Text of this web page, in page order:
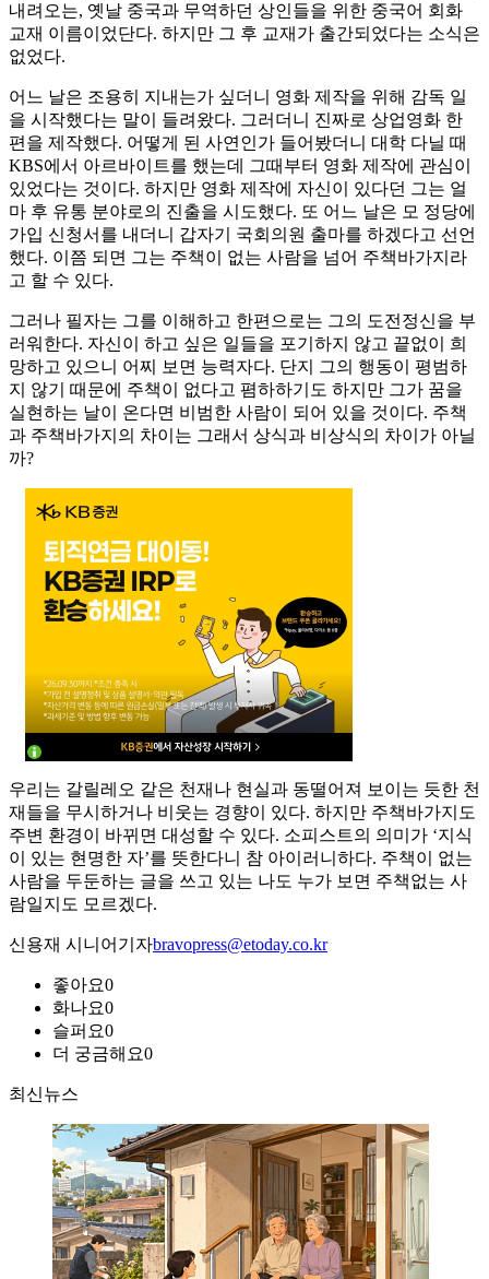
내려오는, 옛날 중국과 무역하던 상인들을 위한 중국어 회화
교재 이름이었단다. 하지만 그 후 교재가 출간되었다는 소식은
없었다.
어느 날은 조용히 지내는가 싶더니 영화 제작을 위해 감독 일
을 시작했다는 말이 들려왔다. 그러더니 진짜로 상업영화 한
편을 제작했다. 어떻게 된 사연인가 들어봤더니 대학 다닐 때
KBS에서 아르바이트를 했는데 그때부터 영화 제작에 관심이
있었다는 것이다. 하지만 영화 제작에 자신이 있다던 그는 얼
마 후 유통 분야로의 진출을 시도했다. 또 어느 날은 모 정당에
가입 신청서를 내더니 갑자기 국회의원 출마를 하겠다고 선언
했다. 이쯤 되면 그는 주책이 없는 사람을 넘어 주책바가지라
고 할 수 있다.
그러나 필자는 그를 이해하고 한편으로는 그의 도전정신을 부
러워한다. 자신이 하고 싶은 일들을 포기하지 않고 끝없이 희
망하고 있으니 어찌 보면 능력자다. 단지 그의 행동이 평범하
지 않기 때문에 주책이 없다고 폄하하기도 하지만 그가 꿈을
실현하는 날이 온다면 비범한 사람이 되어 있을 것이다. 주책
과 주책바가지의 차이는 그래서 상식과 비상식의 차이가 아닐
까?
우리는 갈릴레오 같은 천재나 현실과 동떨어져 보이는 듯한 천
재들을 무시하거나 비웃는 경향이 있다. 하지만 주책바가지도
주변 환경이 바뀌면 대성할 수 있다. 소피스트의 의미가 ‘지식
이 있는 현명한 자’를 뜻한다니 참 아이러니하다. 주책이 없는
사람을 두둔하는 글을 쓰고 있는 나도 누가 보면 주책없는 사
람일지도 모르겠다.
신용재 시니어기자bravopress@etoday.co.kr
좋아요0
화나요0
슬퍼요0
더 궁금해요0
최신뉴스